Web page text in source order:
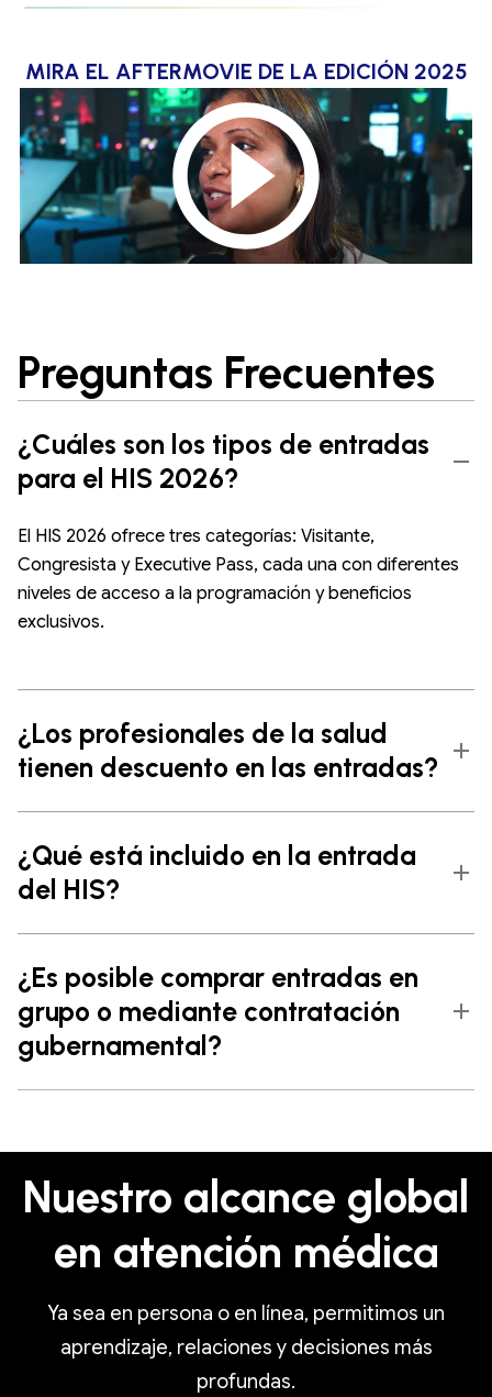
MIRA EL AFTERMOVIE DE LA EDICIÓN 2025
Preguntas Frecuentes
¿Cuáles son los tipos de entradas
para el HIS 2026?
El HIS 2026 ofrece tres categorías: Visitante,
Congresista y Executive Pass, cada una con diferentes
niveles de acceso a la programación y beneficios
exclusivos.
¿Los profesionales de la salud
tienen descuento en las entradas?
¿Qué está incluido en la entrada
del HIS?
¿Es posible comprar entradas en
grupo o mediante contratación
gubernamental?
Nuestro alcance global
en atención médica
Ya sea en persona o en línea, permitimos un
aprendizaje, relaciones y decisiones más
profundas.